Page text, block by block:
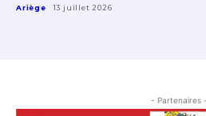
Ariège 13 juillet 2026
- Partenaires -